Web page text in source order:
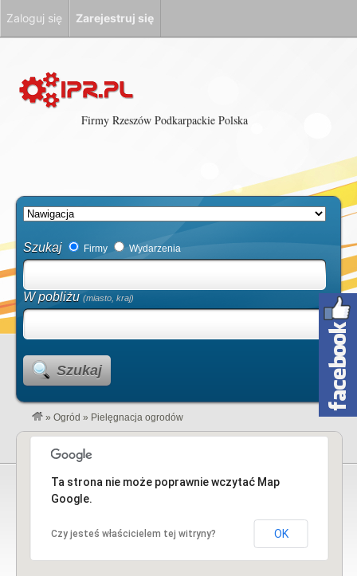
Firmy Rzeszów Podkarpackie Polska
Szukaj Firmy Wydarzenia
W pobliżu (miasto, kraj)
Szukaj
» Ogród » Pielęgnacja ogrodów
Ta strona nie może poprawnie wczytać Map
Google.
Czy jesteś właścicielem tej witryny? OK
Zaloguj się Zarejestruj się